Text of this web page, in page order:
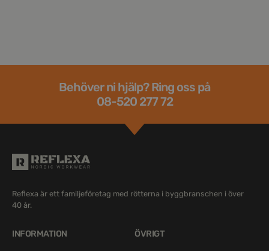
Behöver ni hjälp? Ring oss på
08-520 277 72
Reflexa är ett familjeföretag med rötterna i byggbranschen i över
40 år.
INFORMATION ÖVRIGT